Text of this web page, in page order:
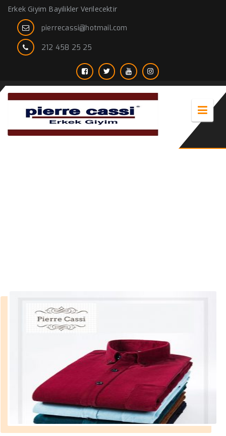
Erkek Giyim Bayilikler Verilecektir
pierrecassi@hotmail.com
212 458 25 25